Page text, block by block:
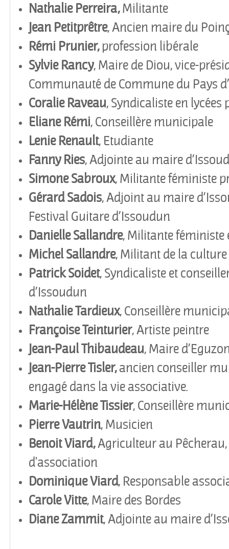
Nathalie Perreira,Militante
Jean Petitprêtre, Ancien maire du
Rémi Prunier,profession libérale
Sylvie Rancy, Maire de Diou, vice-
Communauté de Commune du Pays
Coralie Raveau, Syndicaliste en
Eliane Rémi, Conseillère municipale
Lenie Renault, Etudiante
Fanny Ries, Adjointe au maire d’
Simone Sabroux, Militante féministe
Gérard Sadois, Adjoint au maire d’
Festival Guitare d’Issoudun
Danielle Sallandre, Militante féministe
Michel Sallandre, Militant de la culture
Patrick Soidet, Syndicaliste et
d’Issoudun
NathalieTardieux, Conseillère
FrançoiseTeinturier, Artiste peintre
Jean-PaulThibaudeau, Maire d’
Jean-Pierre Tisler,ancien conseiller
engagé dans la vie associative.
Marie-Hélène Tissier, Conseillère
Pierre Vautrin, Musicien
Benoit Viard,Agriculteur au
d'association
Dominique Viard, Responsable
Carole Vitte, Maire des Bordes
Diane Zammit, Adjointe au maire